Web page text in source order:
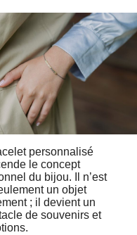
personnalisé
le concept
du bijou. Il n’est
un objet
; il devient un
de souvenirs et